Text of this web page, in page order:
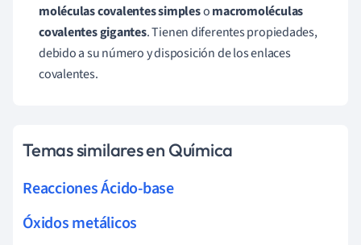
moléculas covalentes simplesomacromoléculas
covalentes gigantes. Tienen diferentes propiedades,
debido a su número y disposición de los enlaces
covalentes.
Temas similares en Química
Reacciones Ácido-base
Óxidos metálicos